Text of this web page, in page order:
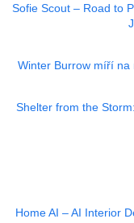
Sofie Scout – Road to
Winter Burrow míří
Shelter from the
Home AI – AI Interior